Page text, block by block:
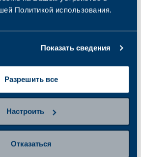
Политикой использования.
Показать сведения
Разрешить все
Настроить
Отказаться
Activate